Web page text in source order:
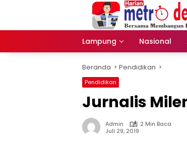
Lampung Nasional
Beranda Pendidikan
Pendidikan
Jurnalis
Admin
2 Min Baca
Juli 29, 2019